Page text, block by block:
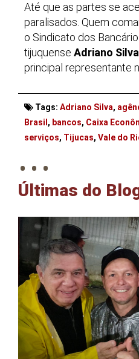
Até que as partes se
paralisados. Quem
o Sindicato dos
tijuquense Adriano Silva
principal representante
Tags: Adriano Silva,
Brasil , bancos, Caixa
serviços, Tijucas, Vale do
. . .
Últimas do